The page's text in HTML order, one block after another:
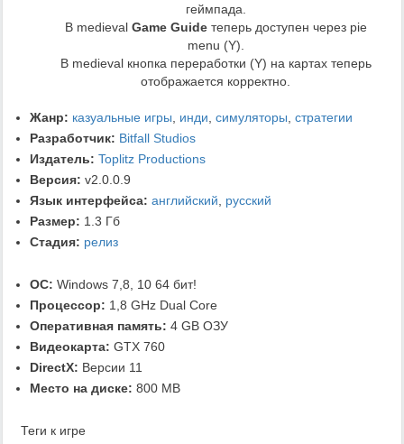
геймпада.
В medieval Game Guideтеперь доступен через pie
menu (Y).
В medieval кнопка переработки (Y) на картах теперь
отображается корректно.
Жанр: казуальные игры, инди, симуляторы, стратегии
Разработчик: Bitfall Studios
Издатель: Toplitz Productions
Версия: v2.0.0.9
Язык интерфейса: английский, русский
Размер: 1.3 Гб
Стадия: релиз
ОС: Windows 7,8, 10 64 бит!
Процессор: 1,8 GHz Dual Core
Оперативная память: 4 GB ОЗУ
Видеокарта: GTX 760
DirectX: Версии 11
Место на диске: 800 MB
Теги к игре